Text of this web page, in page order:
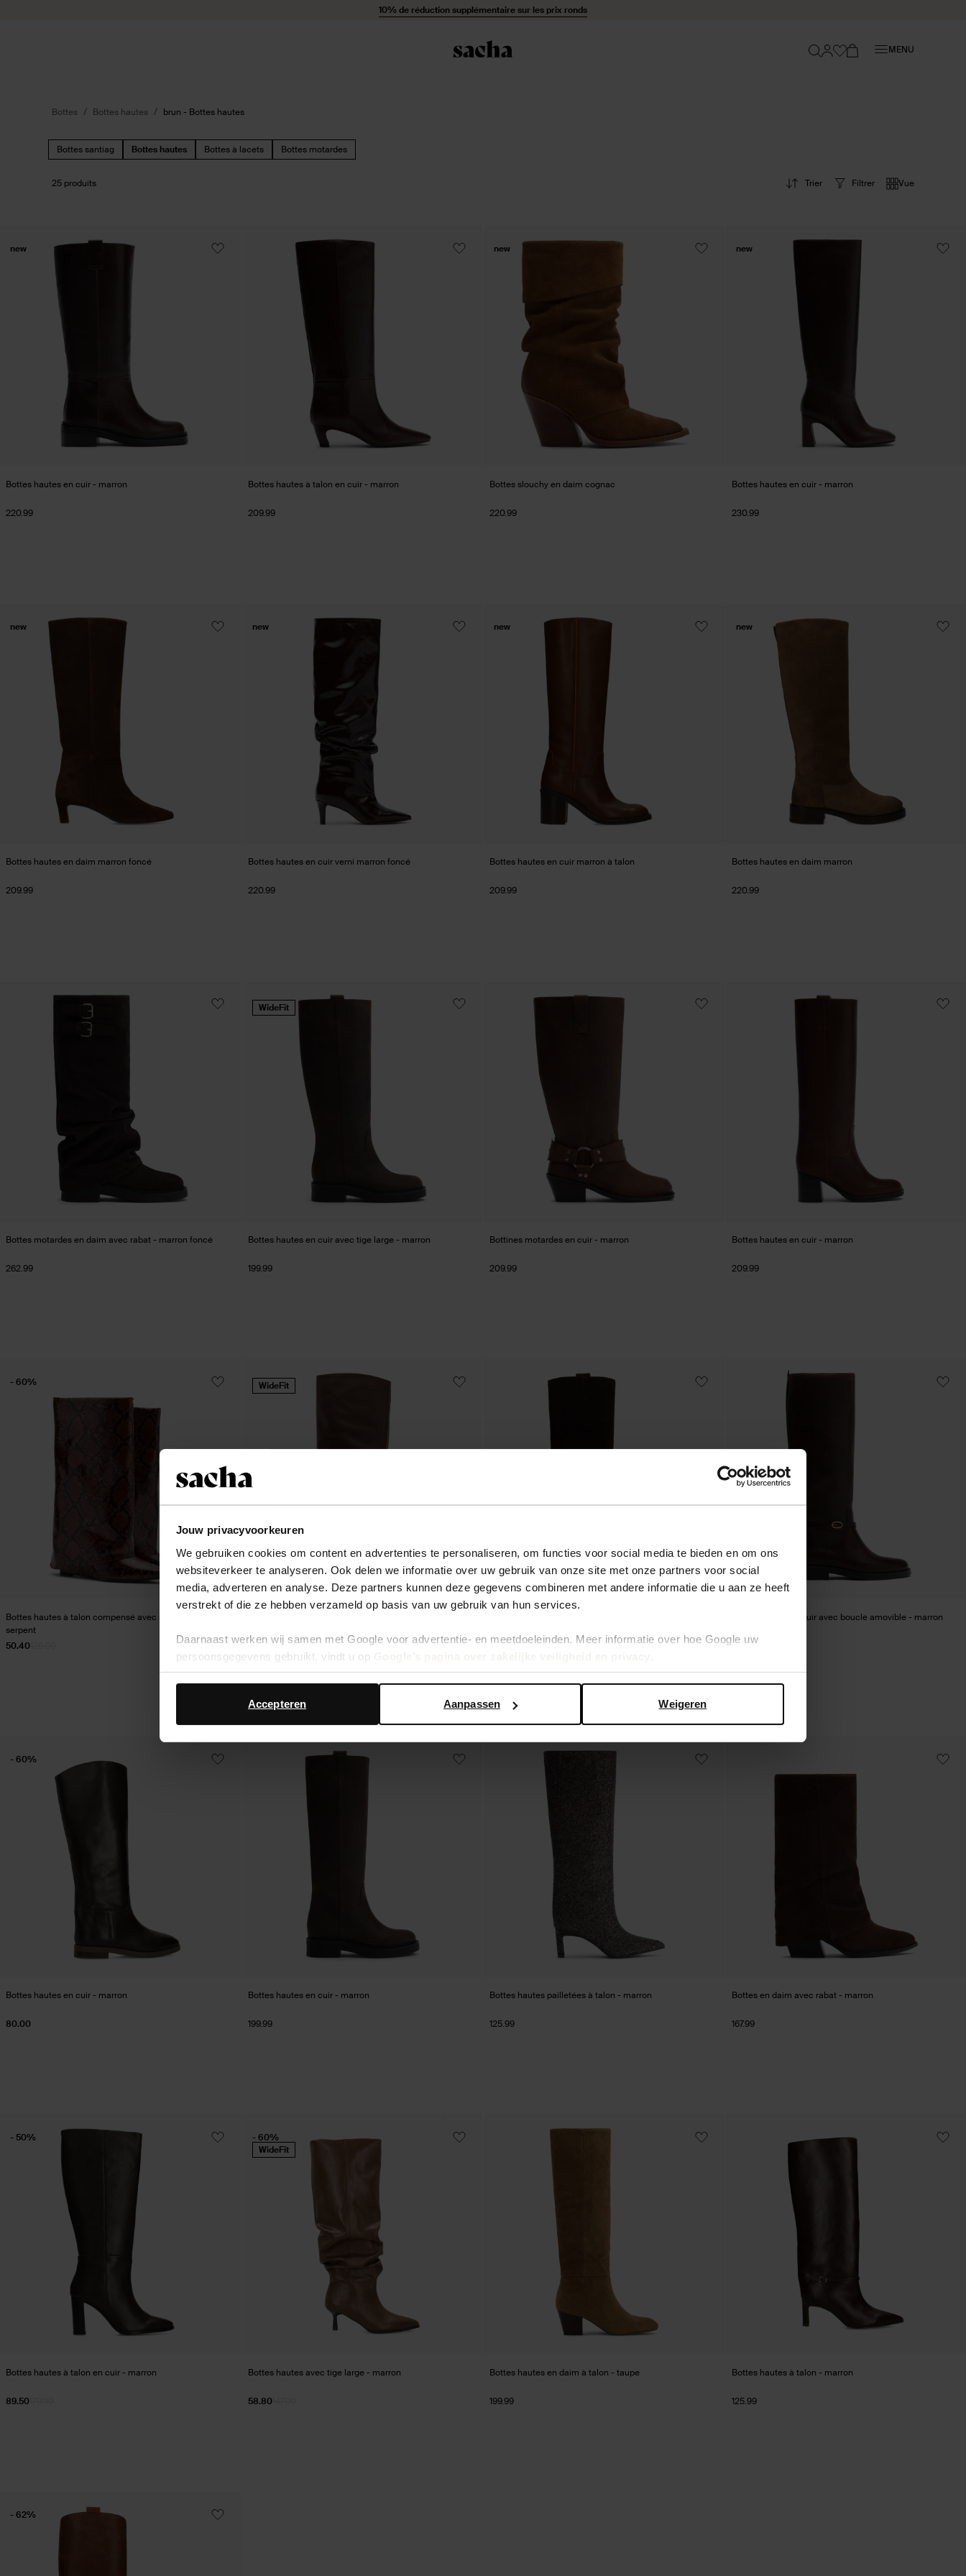
Jouw privacyvoorkeuren
We gebruiken cookies om content en advertenties te personaliseren, om functies voor social media te bieden en om ons
websiteverkeer te analyseren. Ook delen we informatie over uw gebruik van onze site met onze partners voor social
media, adverteren en analyse. Deze partners kunnen deze gegevens combineren met andere informatie die u aan ze heeft
verstrekt of die ze hebben verzameld op basis van uw gebruik van hun services.
Daarnaast werken wij samen met Google voor advertentie- en meetdoeleinden. Meer informatie over hoe Google uw
persoonsgegevens gebruikt, vindt u op
Weigeren
Aanpassen
Accepteren
10% de réduction supplémentaire sur les prix ronds
MENU
Bottes Bottes hautes brun - Bottes hautes
Bottes santiag Bottes hautes Bottes à lacets Bottes motardes
Filtrer Vue
25 produits Trier
Bottes hautes en cuir - marron
220.99
new
Bottes hautes à talon en cuir - marron
209.99
Bottes slouchy en daim cognac
220.99
new
Bottes hautes en cuir - marron
230.99
new
Bottes hautes en daim marron foncé
209.99
new
Bottes hautes en cuir verni marron foncé
220.99
new
Bottes hautes en cuir marron à talon
209.99
new
Bottes hautes en daim marron
220.99
new
Bottes motardes en daim avec rabat - marron foncé
262.99
Bottes hautes en cuir avec tige large - marron
199.99
WideFit
Bottines motardes en cuir - marron
209.99
Bottes hautes en cuir - marron
209.99
Bottes hautes à talon compensé avec rabat et imprimé
serpent
50.40
- 60%
220.99
WideFit
209.99
Bottes hautes en cuir avec boucle amovible - marron
220.99
Bottes hautes en cuir - marron
80.00
- 60%
Bottes hautes en cuir - marron
199.99
Bottes hautes pailletées à talon - marron
125.99
Bottes en daim avec rabat - marron
167.99
Bottes hautes à talon en cuir - marron
89.50
- 50%
Bottes hautes avec tige large - marron
147.00
58.80
- 60%
WideFit
Bottes hautes en daim à talon - taupe
199.99
Bottes hautes à talon - marron
125.99
- 62%